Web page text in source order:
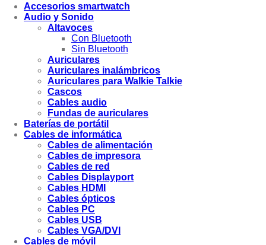
Accesorios smartwatch
Audio y Sonido
Altavoces
Con Bluetooth
Sin Bluetooth
Auriculares
Auriculares inalámbricos
Auriculares para Walkie Talkie
Cascos
Cables audio
Fundas de auriculares
Baterías de portátil
Cables de informática
Cables de alimentación
Cables de impresora
Cables de red
Cables Displayport
Cables HDMI
Cables ópticos
Cables PC
Cables USB
Cables VGA/DVI
Cables de móvil